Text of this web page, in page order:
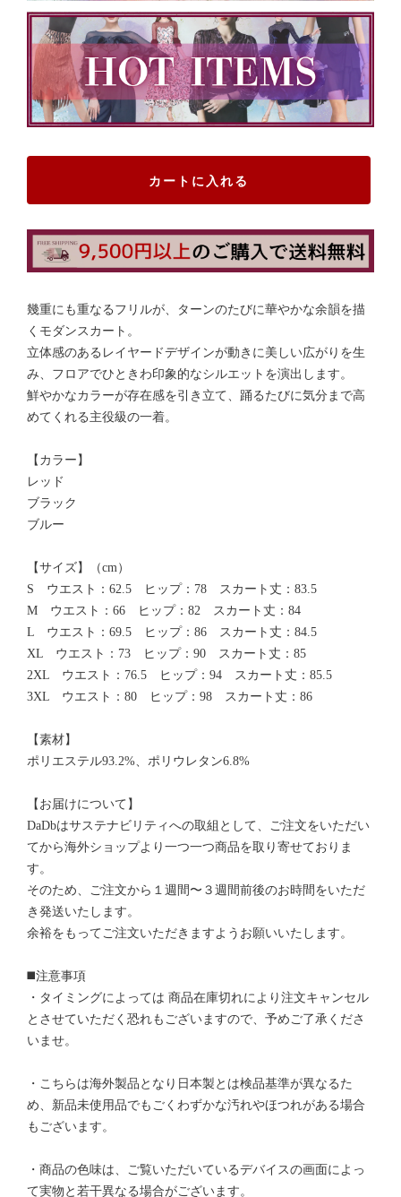
カートに入れる
幾重にも重なるフリルが、ターンのたびに華やかな余韻を描
くモダンスカート。
立体感のあるレイヤードデザインが動きに美しい広がりを生
み、フロアでひときわ印象的なシルエットを演出します。
鮮やかなカラーが存在感を引き立て、踊るたびに気分まで高
めてくれる主役級の一着。
【カラー】
レッド
ブラック
ブルー
【サイズ】（cm）
S ウエスト：62.5 ヒップ：78 スカート丈：83.5
M ウエスト：66 ヒップ：82 スカート丈：84
L ウエスト：69.5 ヒップ：86 スカート丈：84.5
XL ウエスト：73 ヒップ：90 スカート丈：85
2XL ウエスト：76.5 ヒップ：94 スカート丈：85.5
3XL ウエスト：80 ヒップ：98 スカート丈：86
【素材】
ポリエステル93.2%、ポリウレタン6.8%
【お届けについて】
DaDbはサステナビリティへの取組として、ご注文をいただい
てから海外ショップより一つ一つ商品を取り寄せておりま
す。
そのため、ご注文から１週間〜３週間前後のお時間をいただ
き発送いたします。
余裕をもってご注文いただきますようお願いいたします。
◼️注意事項
・タイミングによっては 商品在庫切れにより注文キャンセル
とさせていただく恐れもございますので、予めご了承くださ
いませ。
・こちらは海外製品となり日本製とは検品基準が異なるた
め、新品未使用品でもごくわずかな汚れやほつれがある場合
もございます。
・商品の色味は、ご覧いただいているデバイスの画面によっ
て実物と若干異なる場合がございます。